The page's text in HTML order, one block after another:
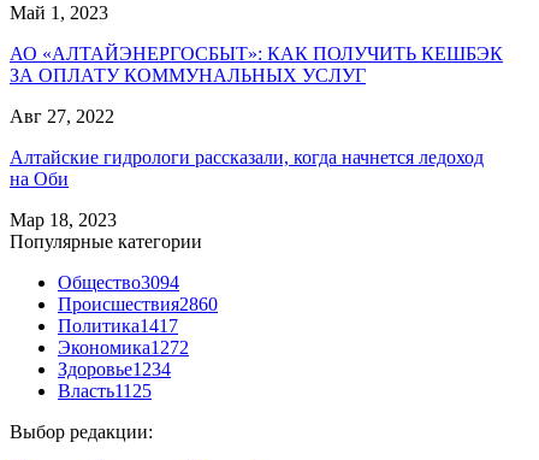
Май 1, 2023
АО «АЛТАЙЭНЕРГОСБЫТ»: КАК ПОЛУЧИТЬ КЕШБЭК
ЗА ОПЛАТУ КОММУНАЛЬНЫХ УСЛУГ
Авг 27, 2022
Алтайские гидрологи рассказали, когда начнется ледоход
на Оби
Мар 18, 2023
Популярные категории
Общество3094
Происшествия2860
Политика1417
Экономика1272
Здоровье1234
Власть1125
Выбор редакции: